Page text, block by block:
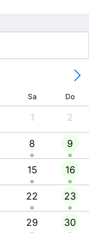
Sa Do
1 2
8 9
15 16
22 23
29 30